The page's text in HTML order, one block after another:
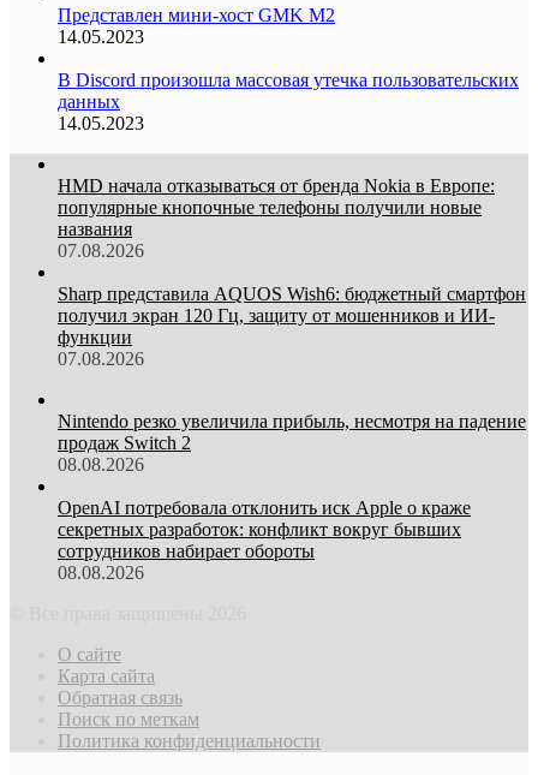
Представлен мини-хост GMK M2
14.05.2023
В Discord произошла массовая утечка пользовательских
данных
14.05.2023
HMD начала отказываться от бренда Nokia в Европе:
популярные кнопочные телефоны получили новые
названия
07.08.2026
Sharp представила AQUOS Wish6: бюджетный смартфон
получил экран 120 Гц, защиту от мошенников и ИИ-
функции
07.08.2026
Nintendo резко увеличила прибыль, несмотря на падение
продаж Switch 2
08.08.2026
OpenAI потребовала отклонить иск Apple о краже
секретных разработок: конфликт вокруг бывших
сотрудников набирает обороты
08.08.2026
О сайте
Карта сайта
Обратная связь
Поиск по меткам
Политика конфиденциальности